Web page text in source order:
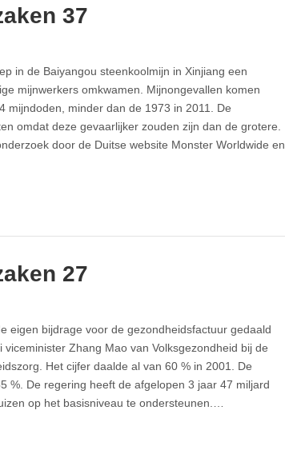
37
in de Baiyangou steenkoolmijn in Xinjiang een
mijnwerkers omkwamen. Mijnongevallen komen
mijndoden, minder dan de 1973 in 2011. De
omdat deze gevaarlijker zouden zijn dan de grotere.
door de Duitse website Monster Worldwide en
27
eigen bijdrage voor de gezondheidsfactuur gedaald
Zhang Mao van Volksgezondheid bij de
Het cijfer daalde al van 60 % in 2001. De
%. De regering heeft de afgelopen 3 jaar 47 miljard
op het basisniveau te ondersteunen.…